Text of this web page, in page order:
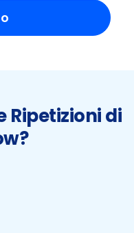
Ripetizioni di